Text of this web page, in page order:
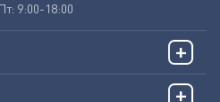
9:00-18:00